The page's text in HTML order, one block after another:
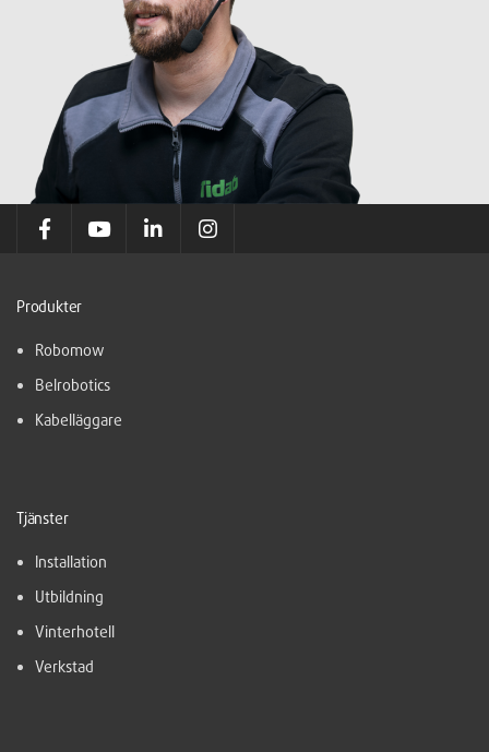
Produkter
Robomow
Belrobotics
Kabelläggare
Tjänster
Installation
Utbildning
Vinterhotell
Verkstad